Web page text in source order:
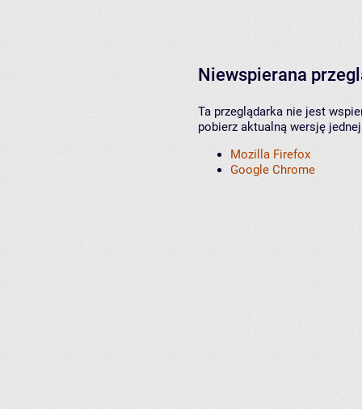
Niewspierana
Ta przeglądarka nie jest
pobierz aktualną wersję
Mozilla Firefox
Google Chrome